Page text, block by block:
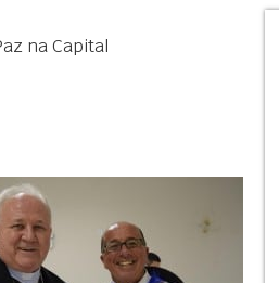
na Capital